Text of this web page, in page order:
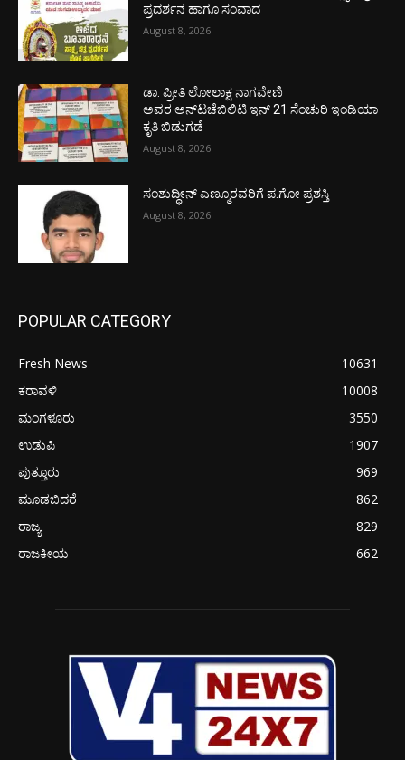
ಪ್ರದರ್ಶನ ಹಾಗೂ ಸಂವಾದ
August 8, 2026
ಡಾ. ಪ್ರೀತಿ ಲೋಲಾಕ್ಷ ನಾಗವೇಣಿ
ಅವರ ಅನ್‌ಟಚೆಬಿಲಿಟಿ ಇನ್ 21 ಸೆಂಚುರಿ ಇಂಡಿಯಾ
ಕೃತಿ ಬಿಡುಗಡೆ
August 8, 2026
ಸಂಶುದ್ಧೀನ್ ಎಣ್ಮೂರವರಿಗೆ ಪ.ಗೋ ಪ್ರಶಸ್ತಿ
August 8, 2026
POPULAR CATEGORY
Fresh News
10631
ಕರಾವಳಿ
10008
ಮಂಗಳೂರು
3550
ಉಡುಪಿ
1907
ಪುತ್ತೂರು
969
ಮೂಡಬಿದರೆ
862
ರಾಜ್ಯ
829
ರಾಜಕೀಯ
662